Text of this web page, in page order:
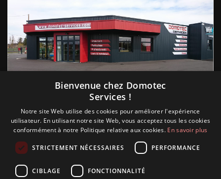
Suivez nous
Bienvenue chez Domotec
Services !
Notre site Web utilise des cookies pour améliorer l'expérience
utilisateur. En utilisant notre site Web, vous acceptez tous les cookies
conformément à notre Politique relative aux cookies. En savoir plus
STRICTEMENT NÉCESSAIRES PERFORMANCE
CIBLAGE FONCTIONNALITÉ